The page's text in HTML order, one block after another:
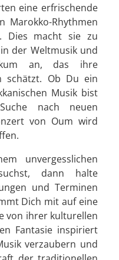
eine erfrischende
Marokko-Rhythmen
Dies macht sie zu
der Weltmusik und
an, das ihre
schätzt. Ob Du ein
Musik bist
nach neuen
von Oum wird
unvergesslichen
dann halte
und Terminen
Dich mit auf eine
von ihrer kulturellen
Fantasie inspiriert
verzaubern und